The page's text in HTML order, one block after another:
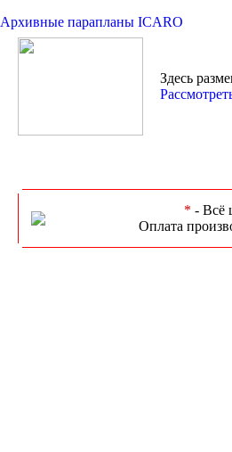
Архивные парапланы ICARO
Здесь
* - Всё
Оплата